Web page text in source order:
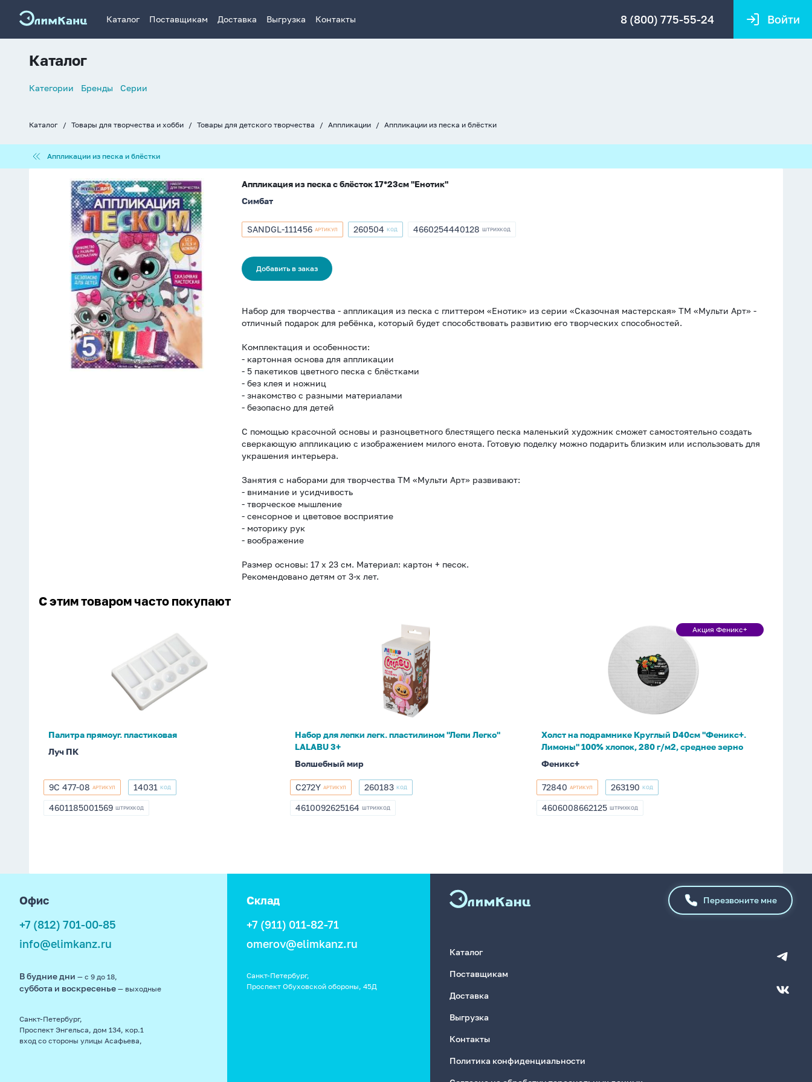
Каталог Поставщикам Доставка Выгрузка Контакты 8 (800) 775-55-24 Войти
Каталог
Список
Категории Бренды Серии
крошки
Каталог Товары для творчества и хобби Товары для детского творчества Аппликации Аппликации из песка и блёстки
из
песка
Аппликации из песка и блёстки
Аппликация
блёсток
17*23см
"Енотик"
Аппликация из песка с блёсток 17*23см "Енотик"
Симбат
Артикул
111456
SANDGL-111456 АРТИКУЛ
Артикул
260504 КОД
ШТРИХКОД
4660254440128 ШТРИХКОД
Добавить в заказ
Набор для творчества - аппликация из песка с глиттером «Енотик» из серии «Сказочная мастерская» ТМ «Мульти Арт» -
отличный подарок для ребёнка, который будет способствовать развитию его творческих способностей.
Комплектация и особенности:
- картонная основа для аппликации
- 5 пакетиков цветного песка с блёстками
- без клея и ножниц
- знакомство с разными материалами
- безопасно для детей
С помощью красочной основы и разноцветного блестящего песка маленький художник сможет самостоятельно создать
сверкающую аппликацию с изображением милого енота. Готовую поделку можно подарить близким или использовать для
украшения интерьера.
Занятия с наборами для творчества ТМ «Мульти Арт» развивают:
- внимание и усидчивость
- творческое мышление
- сенсорное и цветовое восприятие
- моторику рук
- воображение
Размер основы: 17 х 23 см. Материал: картон + песок.
Рекомендовано детям от 3-х лет.
С этим товаром часто покупают
Палитра прямоуг. пластиковая
Луч ПК
9С
477-
9С 477-08 АРТИКУЛ 14031
14031 КОД
4601185001569
4601185001569 ШТРИХКОД
3+
Набор для лепки легк. пластилином "Лепи Легко"
LALABU 3+
Волшебный мир
C272Y
C272Y АРТИКУЛ 260183
260183 КОД
4610092625164
4610092625164 ШТРИХКОД
хлопок,
280
г/
м2,
среднее
зерно
Акция
Акция Феникс+
Холст на подрамнике Круглый D40см "Феникс+.
Лимоны" 100% хлопок, 280 г/м2, среднее зерно
Феникс+
72840
72840 АРТИКУЛ 263190
263190 КОД
4606008662125
4606008662125 ШТРИХКОД
Офис
+7 (812) 701-00-85
info@elimkanz.ru
В будние дни — с 9 до 18,
суббота и воскресенье — выходные
Санкт-Петербург,
Проспект Энгельса, дом 134, кор.1
вход со стороны улицы Асафьева,
Склад
+7 (911) 011-82-71
omerov@elimkanz.ru
Санкт-Петербург,
Проспект Обуховской обороны, 45Д
Перезвоните мне
Каталог
Поставщикам
Доставка
Выгрузка
Контакты
Политика конфиденциальности